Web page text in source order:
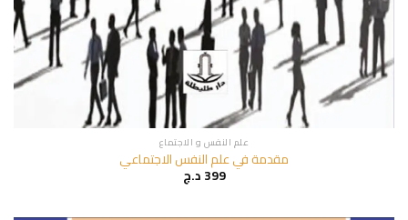
علم النفس و الاجتماع
مقدمة في علم النفس الاجتماعي
399د.ج